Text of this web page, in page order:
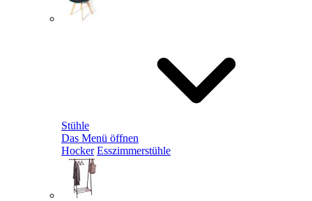
Stühle
Das Menü öffnen
Hocker Esszimmerstühle